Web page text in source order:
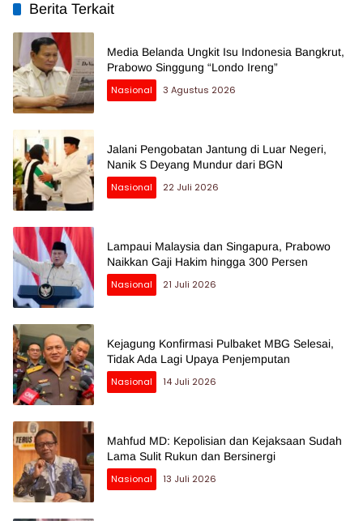
Berita Terkait
Media Belanda Ungkit Isu Indonesia Bangkrut,
Prabowo Singgung “Londo Ireng”
Nasional
3 Agustus 2026
Jalani Pengobatan Jantung di Luar Negeri,
Nanik S Deyang Mundur dari BGN
Nasional
22 Juli 2026
Lampaui Malaysia dan Singapura, Prabowo
Naikkan Gaji Hakim hingga 300 Persen
Nasional
21 Juli 2026
Kejagung Konfirmasi Pulbaket MBG Selesai,
Tidak Ada Lagi Upaya Penjemputan
Nasional
14 Juli 2026
Mahfud MD: Kepolisian dan Kejaksaan Sudah
Lama Sulit Rukun dan Bersinergi
Nasional
13 Juli 2026